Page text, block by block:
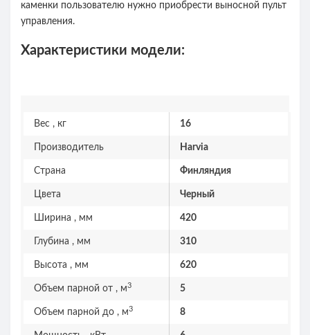
каменки пользователю нужно приобрести выносной пульт
управления.
Характеристики модели:
Вес , кг 16
Производитель Harvia
Страна Финляндия
Цвета Черный
Ширина , мм 420
Глубина , мм 310
Высота , мм 620
Объем парной от , м3 5
Объем парной до , м3 8